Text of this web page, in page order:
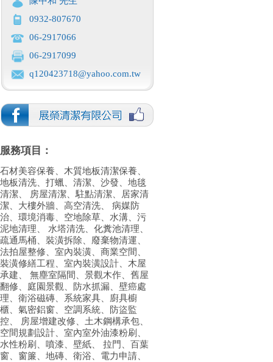
0932-807670
06-2917066
06-2917099
q120423718@yahoo.com.tw
服務項目：
石材美容保養、木質地板清潔保養、
地板清洗、打蠟、清潔、沙發、地毯
清潔、 房屋清潔、駐點清潔、居家清
潔、大樓外牆、高空清洗、 病媒防
治、環境消毒、空地除草、水溝、污
泥地清理、 水塔清洗、化糞池清理、
疏通馬桶、裝潢拆除、廢棄物清運、
法拍屋整修、室內裝潢、商業空間、
裝潢修繕工程、室內裝潢設計、木屋
承建、 無塵室隔間、景觀木作、舊屋
翻修、庭園景觀、防水抓漏、壁癌處
理、衛浴磁磚、系統家具、廚具櫥
櫃、氣密鋁窗、空調系統、防盜監
控、 房屋增建改修、土木鋼構承包、
空間規劃設計、室內室外油漆粉刷、
水性粉刷、噴漆、壁紙、 拉門、百葉
窗、窗簾、地磚、衛浴、電力申請、